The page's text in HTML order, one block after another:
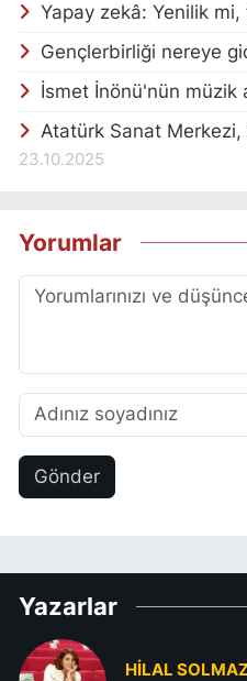
Yapay zekâ: Yenilik
Gençlerbirliği nereye
İsmet İnönü'nün müzik
Atatürk Sanat Merkezi,
23.10.2025
Yorumlar
Gönder
Yazarlar
HILAL